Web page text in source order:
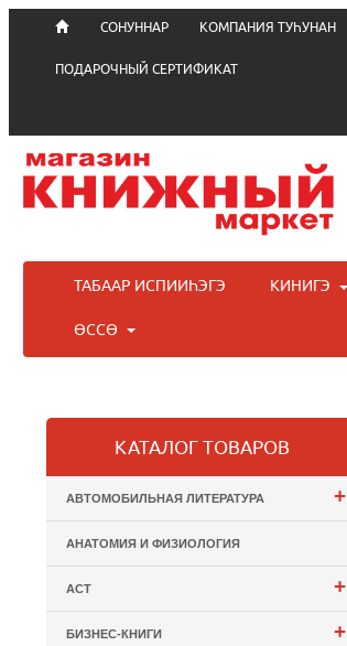
СОНУННАР КОМПАНИЯ ТУҺУНАН
ПОДАРОЧНЫЙ СЕРТИФИКАТ
ТАБААР ИСПИИҺЭГЭ КИНИГЭ
ӨССӨ
КАТАЛОГ ТОВАРОВ
+
АВТОМОБИЛЬНАЯ ЛИТЕРАТУРА
АНАТОМИЯ И ФИЗИОЛОГИЯ
+
АСТ
+
БИЗНЕС-КНИГИ